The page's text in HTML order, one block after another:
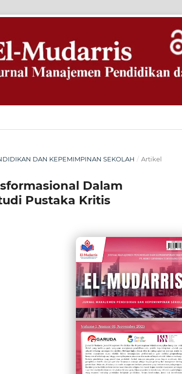
DAN KEPEMIMPINAN SEKOLAH / Artikel
Dalam
Pustaka Kritis